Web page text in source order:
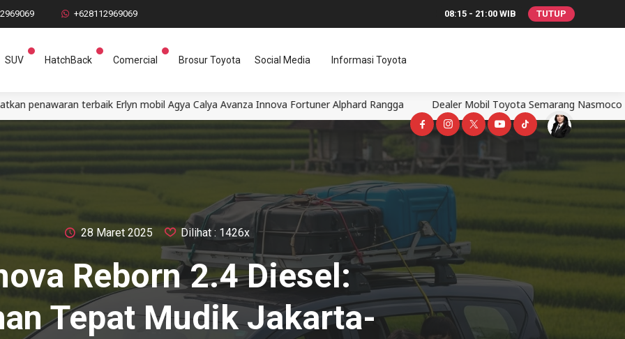
+628112969069 08:15 - 21:00 WIB TUTUP
SUV HatchBack Comercial Brosur Toyota Social Media Informasi Toyota
Erlyn mobil Agya Calya Avanza Innova Fortuner Alphard Rangga Dealer Mobil Toyota Semarang Nasmoco Kaligawe,
28 Maret 2025 Dilihat : 1426x
Reborn 2.4 Diesel:
Tepat Mudik Jakarta-